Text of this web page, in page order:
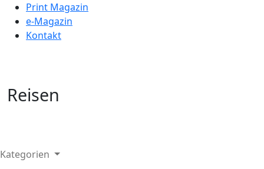
Print Magazin
e-Magazin
Kontakt
Reisen
Kategorien